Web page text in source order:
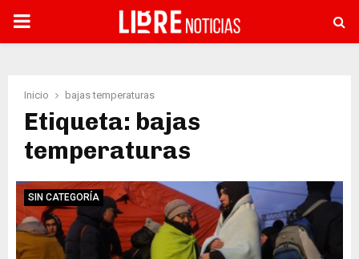
PRIMARY
Inicio bajas temperaturas
Etiqueta: bajas
temperaturas
SIN CATEGORÍA